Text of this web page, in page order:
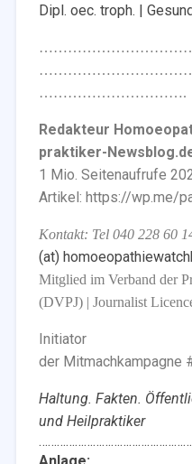
Dipl. oec. troph. |
………………………….
Redakteur
praktiker-
1 Mio. Seitenaufrufe
Artikel: https://wp.me/
Kontakt: Tel 040 228 60
(at)
Mitglied im Verband der
(DVPJ) | Journalist
Initiator
der Mitmachkampagne
Haltung. Fakten.
und Heilpraktiker